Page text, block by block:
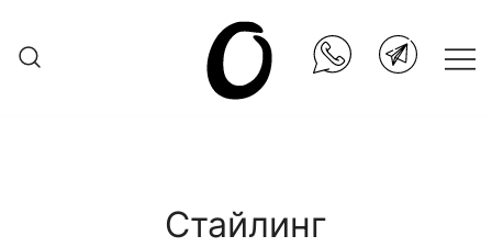
content
Стайлинг